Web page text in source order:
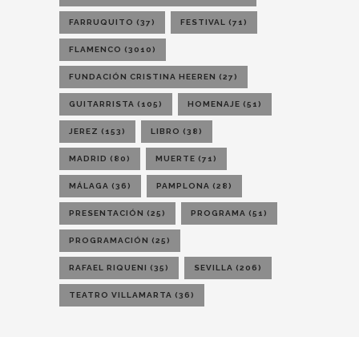
FARRUQUITO (37) FESTIVAL (71)
FLAMENCO (3010)
FUNDACIÓN CRISTINA HEEREN (27)
GUITARRISTA (105) HOMENAJE (51)
JEREZ (153) LIBRO (38)
MADRID (80) MUERTE (71)
MÁLAGA (36) PAMPLONA (28)
PRESENTACIÓN (25) PROGRAMA (51)
PROGRAMACIÓN (25)
RAFAEL RIQUENI (35) SEVILLA (206)
TEATRO VILLAMARTA (36)